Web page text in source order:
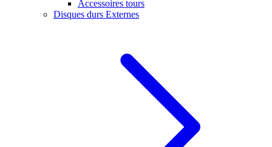
Accessoires tours
Disques durs Externes